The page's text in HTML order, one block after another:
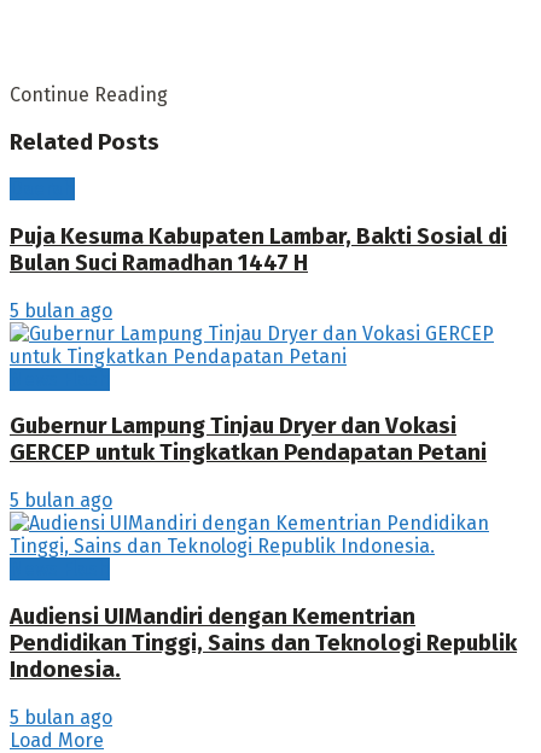
Continue Reading
Related Posts
Puja Kesuma Kabupaten Lambar, Bakti Sosial di
Bulan Suci Ramadhan 1447 H
5 bulan ago
Gubernur Lampung Tinjau Dryer dan Vokasi
GERCEP untuk Tingkatkan Pendapatan Petani
5 bulan ago
Audiensi UIMandiri dengan Kementrian
Pendidikan Tinggi, Sains dan Teknologi Republik
Indonesia.
5 bulan ago
Load More